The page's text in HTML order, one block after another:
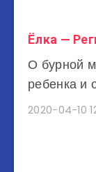
Ёлка —
О бурной
ребенка и
2020-04-10